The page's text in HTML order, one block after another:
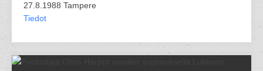
27.8.1988 Tampere
Tiedot